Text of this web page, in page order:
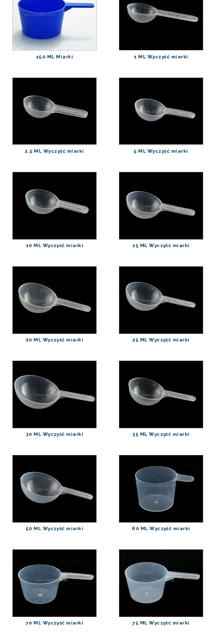
150 ML Miarki 1 ML Wyczyść miarki
2,5 ML Wyczyść miarki 5 ML Wyczyść miarki
10 ML Wyczyść miarki 15 ML Wyczyść miarki
20 ML Wyczyść miarki 25 ML Wyczyść miarki
30 ML Wyczyść miarki 35 ML Wyczyść miarki
50 ML Wyczyść miarki 60 ML Wyczyść miarki
70 ML Wyczyść miarki 75 ML Wyczyść miarki